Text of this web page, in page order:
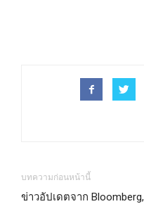
บทความก่อนหน้านี้
ข่าวอัปเดตจาก Bloomberg,